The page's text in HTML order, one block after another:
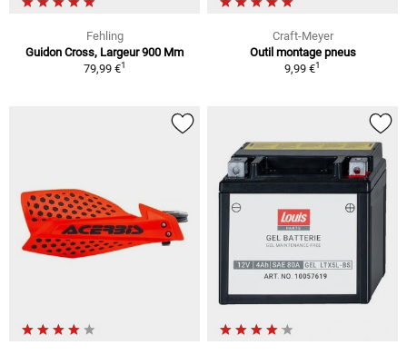
Fehling
Guidon Cross, Largeur 900 Mm
79,99 €1
Craft-Meyer
Outil montage pneus
9,99 €1